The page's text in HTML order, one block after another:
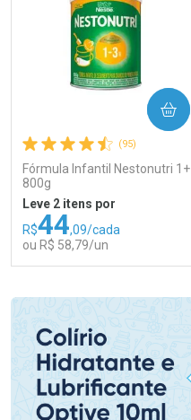
(95)
Fórmula Infantil Nestonutri 1+
800g
Leve 2 itens por
R$44,09/cada
ou R$ 58,79/un
COMPRAR